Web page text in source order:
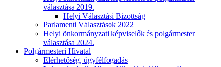
választása 2019.
Helyi Választási Bizottság
Parlamenti Választások 2022
Helyi önkormányzati képviselők és polgármester
választása 2024.
Polgármesteri Hivatal
Elérhetőség, ügyfélfogadás